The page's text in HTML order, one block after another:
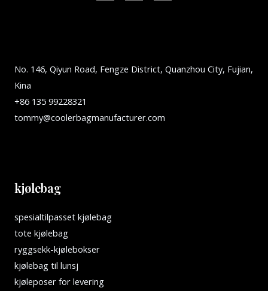
No. 146, Qiyun Road, Fengze District, Quanzhou City, Fujian,
Kina
+86 135 99228321
tommy@coolerbagmanufacturer.com
kjølebag
spesialtilpasset kjølebag
tote kjølebag
ryggsekk-kjølebokser
kjølebag til lunsj
kjøleposer for levering